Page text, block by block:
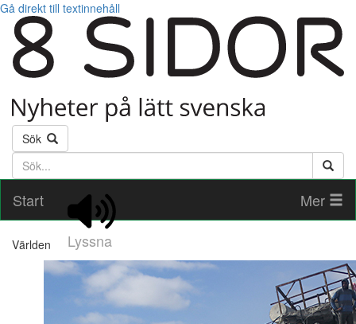
Gå direkt till textinnehåll
Sök
Söktext
Start
Lyssna
Mer
Världen